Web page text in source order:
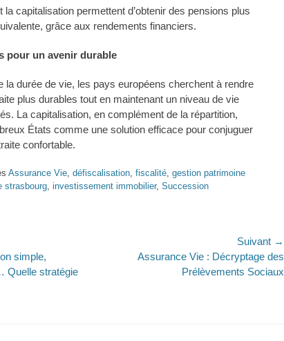
capitalisation permettent d’obtenir des pensions plus
grâce aux rendements financiers.
pour un avenir durable
la durée de vie, les pays européens cherchent à rendre
plus durables tout en maintenant un niveau de vie
La capitalisation, en complément de la répartition,
États comme une solution efficace pour conjuguer
confortable.
Assurance Vie défiscalisation fiscalité gestion patrimoine
strasbourg investissement immobilier, Succession
simple,
Quelle stratégie
Suivant →
Assurance Vie : Décryptage des
Prélèvements Sociaux